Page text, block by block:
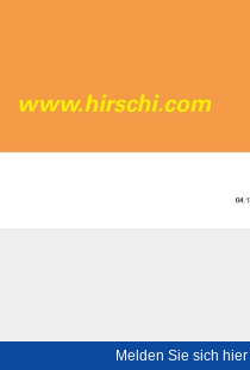
Melden Sie sich